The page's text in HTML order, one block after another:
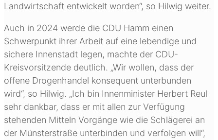
Landwirtschaft entwickelt worden“, so Hilwig weiter.
Auch in 2024 werde die CDU Hamm einen
Schwerpunkt ihrer Arbeit auf eine lebendige und
sichere Innenstadt legen, machte der CDU-
Kreisvorsitzende deutlich. „Wir wollen, dass der
offene Drogenhandel konsequent unterbunden
wird“, so Hilwig. „Ich bin Innenminister Herbert Reul
sehr dankbar, dass er mit allen zur Verfügung
stehenden Mitteln Vorgänge wie die Schlägerei an
der Münsterstraße unterbinden und verfolgen will“,